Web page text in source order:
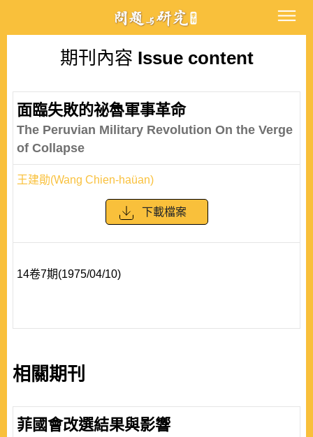
期刊內容 Issue content
面臨失敗的祕魯軍事革命
The Peruvian Military Revolution On the Verge
of Collapse
王建勛(Wang Chien-haüan)
下載檔案
14卷7期(1975/04/10)
相關期刊
菲國會改選結果與影響